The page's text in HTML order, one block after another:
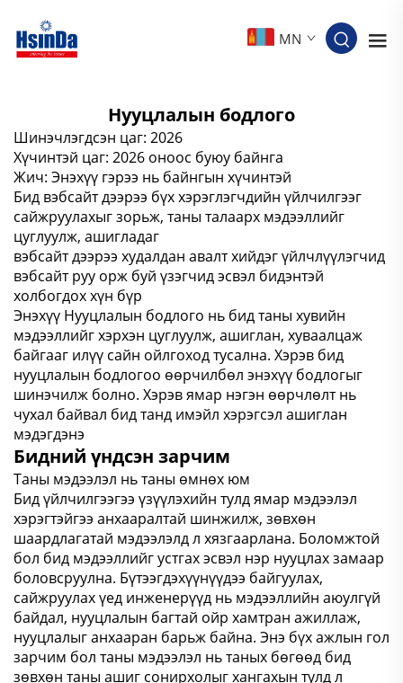
MN
Нууцлалын бодлого
Шинэчлэгдсэн цаг: 2026
Хүчинтэй цаг: 2026 оноос буюу байнга
Жич: Энэхүү гэрээ нь байнгын хүчинтэй
Бид вэбсайт дээрээ бүх хэрэглэгчдийн үйлчилгээг
сайжруулахыг зорьж, таны талаарх мэдээллийг
цуглуулж, ашигладаг
вэбсайт дээрээ худалдан авалт хийдэг үйлчлүүлэгчид
вэбсайт руу орж буй үзэгчид эсвэл бидэнтэй
холбогдох хүн бүр
Энэхүү Нууцлалын бодлого нь бид таны хувийн
мэдээллийг хэрхэн цуглуулж, ашиглан, хуваалцаж
байгааг илүү сайн ойлгоход тусална. Хэрэв бид
нууцлалын бодлогоо өөрчилбөл энэхүү бодлогыг
шинэчилж болно. Хэрэв ямар нэгэн өөрчлөлт нь
чухал байвал бид танд имэйл хэрэгсэл ашиглан
мэдэгдэнэ
Бидний үндсэн зарчим
Таны мэдээлэл нь таны өмнөх юм
Бид үйлчилгээгээ үзүүлэхийн тулд ямар мэдээлэл
хэрэгтэйгээ анхааралтай шинжилж, зөвхөн
шаардлагатай мэдээлэлд л хязгаарлана. Боломжтой
бол бид мэдээллийг устгах эсвэл нэр нууцлах замаар
боловсруулна. Бүтээгдэхүүнүүдээ байгуулах,
сайжруулах үед инженерүүд нь мэдээллийн аюулгүй
байдал, нууцлалын багтай ойр хамтран ажиллаж,
нууцлалыг анхааран барьж байна. Энэ бүх ажлын гол
зарчим бол таны мэдээлэл нь таных бөгөөд бид
зөвхөн таны ашиг сонирхолыг хангахын тулд л